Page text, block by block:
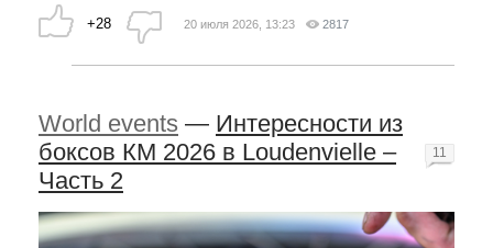
+28 20 июля 2026, 13:23 2817
World events — Интересности из
боксов КМ 2026 в Loudenvielle –
Часть 2
11